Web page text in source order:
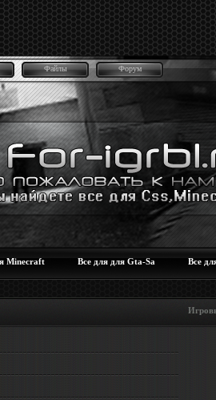
Файлы Форум
Minecraft Все для для Gta-Sa Все
темы Игровые